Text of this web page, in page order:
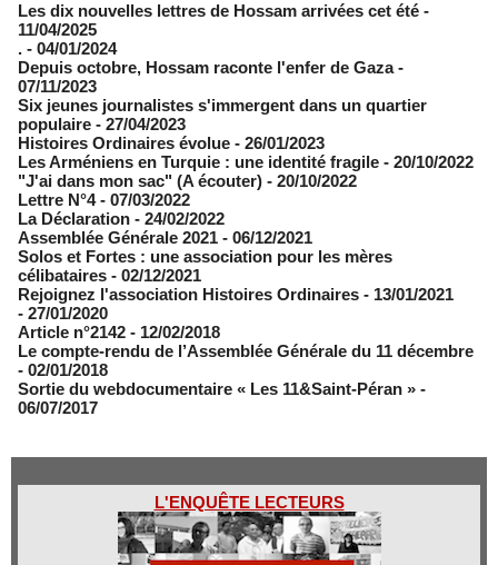
Les dix nouvelles lettres de Hossam arrivées cet été -
11/04/2025
. - 04/01/2024
Depuis octobre, Hossam raconte l'enfer de Gaza -
07/11/2023
Six jeunes journalistes s'immergent dans un quartier
populaire - 27/04/2023
Histoires Ordinaires évolue - 26/01/2023
Les Arméniens en Turquie : une identité fragile - 20/10/2022
"J'ai dans mon sac" (A écouter) - 20/10/2022
Lettre N°4- 07/03/2022
La Déclaration - 24/02/2022
Assemblée Générale 2021 - 06/12/2021
Solos et Fortes : une association pour les mères
célibataires - 02/12/2021
Rejoignez l'association Histoires Ordinaires - 13/01/2021
- 27/01/2020
Article n°2142 - 12/02/2018
Le compte-rendu de l’Assemblée Générale du 11 décembre
- 02/01/2018
Sortie du webdocumentaire « Les 11&Saint-Péran » -
06/07/2017
L'ENQUÊTE LECTEURS